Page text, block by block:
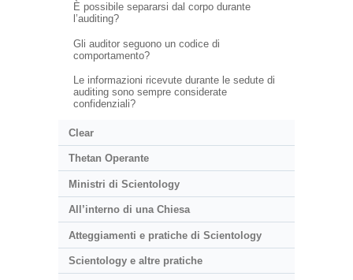
È possibile separarsi dal corpo durante
l’auditing?
Gli auditor seguono un codice di
comportamento?
Le informazioni ricevute durante le sedute di
auditing sono sempre considerate
confidenziali?
Clear
Thetan Operante
Ministri di Scientology
All’interno di una Chiesa
Atteggiamenti e pratiche di Scientology
Scientology e altre pratiche